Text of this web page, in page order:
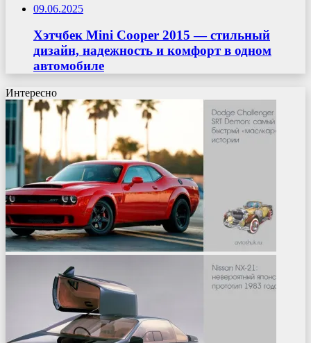
09.06.2025
Хэтчбек Mini Cooper 2015 — стильный
дизайн, надежность и комфорт в одном
автомобиле
Интересно